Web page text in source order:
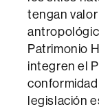
tengan
Patrimonio
integren el
legislación